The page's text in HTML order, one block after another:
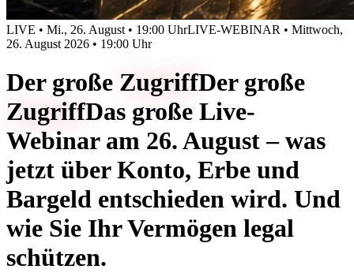
LIVE • Mi., 26. August • 19:00 UhrLIVE-WEBINAR • Mittwoch,
26. August 2026 • 19:00 Uhr
Der große ZugriffDer große
ZugriffDas große Live-
Webinar am 26. August – was
jetzt über Konto, Erbe und
Bargeld entschieden wird. Und
wie Sie Ihr Vermögen legal
schützen.